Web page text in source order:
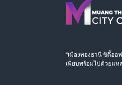
“เมืองทองธานี ซิตี้อ
เพียบพร้อมไปด้วยแห